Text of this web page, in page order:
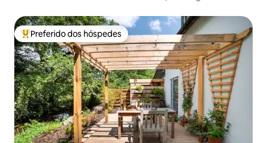
Entre os melhores preferidos dos hóspedes
Preferido dos hóspedes